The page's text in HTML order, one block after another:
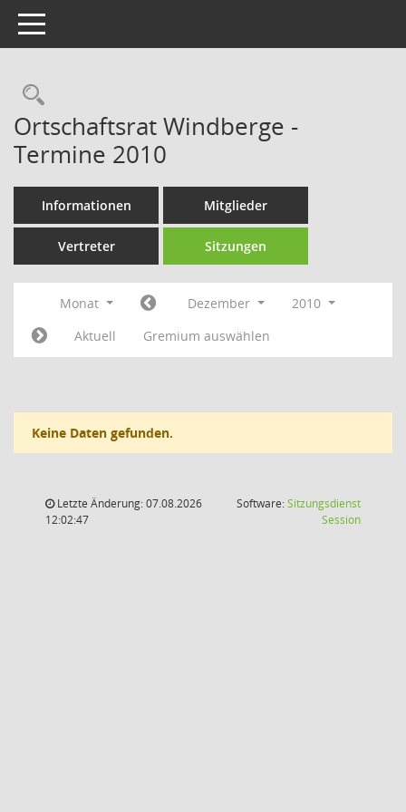
Toggle navigation
Rechercheauswahl
Ortschaftsrat Windberge -
Termine 2010
Informationen Mitglieder
Vertreter Sitzungen
Monat Dezember
2010
Aktuell
Gremium auswählen
Keine Daten gefunden.
Letzte Änderung: 07.08.2026
12:02:47
Software:Sitzungsdienst
Session(Wird in